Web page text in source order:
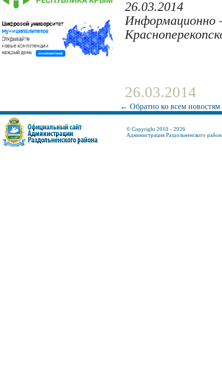
26.03.2014
Информационно
26.03.2014
← Обратно ко всем новостям
© Copyright 2010 - 2026
Администрация Раздольненского